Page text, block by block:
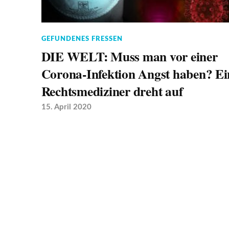
GEFUNDENES FRESSEN
DIE WELT: Muss man vor einer
Corona-Infektion Angst haben?
Rechtsmediziner dreht auf
15. April 2020